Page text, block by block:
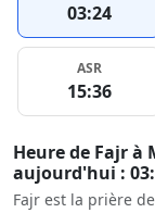
03:24
ASR
15:36
Heure de Fajr à
aujourd'hui :
Fajr est la prière